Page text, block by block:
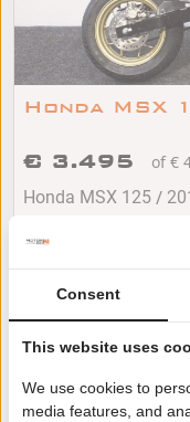
Honda MSX
€ 3.495
of €
Honda MSX 125 /
Leek
Consent
This website uses
We use cookies to
media features, and